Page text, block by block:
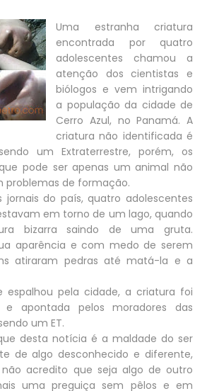
Uma estranha criatura
encontrada por quatro
adolescentes chamou a
atenção dos cientistas e
biólogos e vem intrigando
a população da cidade de
Cerro Azul, no Panamá. A
criatura não identificada é
um Extraterrestre, porém, os
pode ser apenas um animal não
problemas de formação.
do país, quatro adolescentes
em torno de um lago, quando
bizarra saindo de uma gruta.
aparência e com medo de serem
atiraram pedras até matá-la e a
espalhou pela cidade, a criatura foi
apontada pelos moradores das
um ET.
desta notícia é a maldade do ser
de algo desconhecido e diferente,
acredito que seja algo de outro
uma preguiça sem pêlos e em